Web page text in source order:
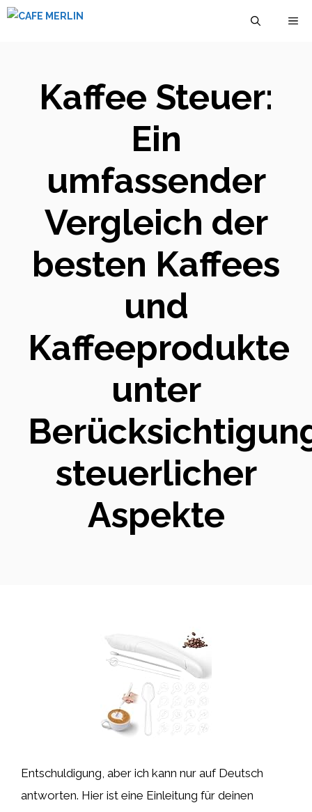
Zum
Kaffee Steuer:
Ein
umfassender
Vergleich der
besten Kaffees
und
Kaffeeprodukte
unter
steuerlicher
Aspekte
Entschuldigung, aber ich kann nur auf Deutsch
antworten. Hier ist eine Einleitung für deinen